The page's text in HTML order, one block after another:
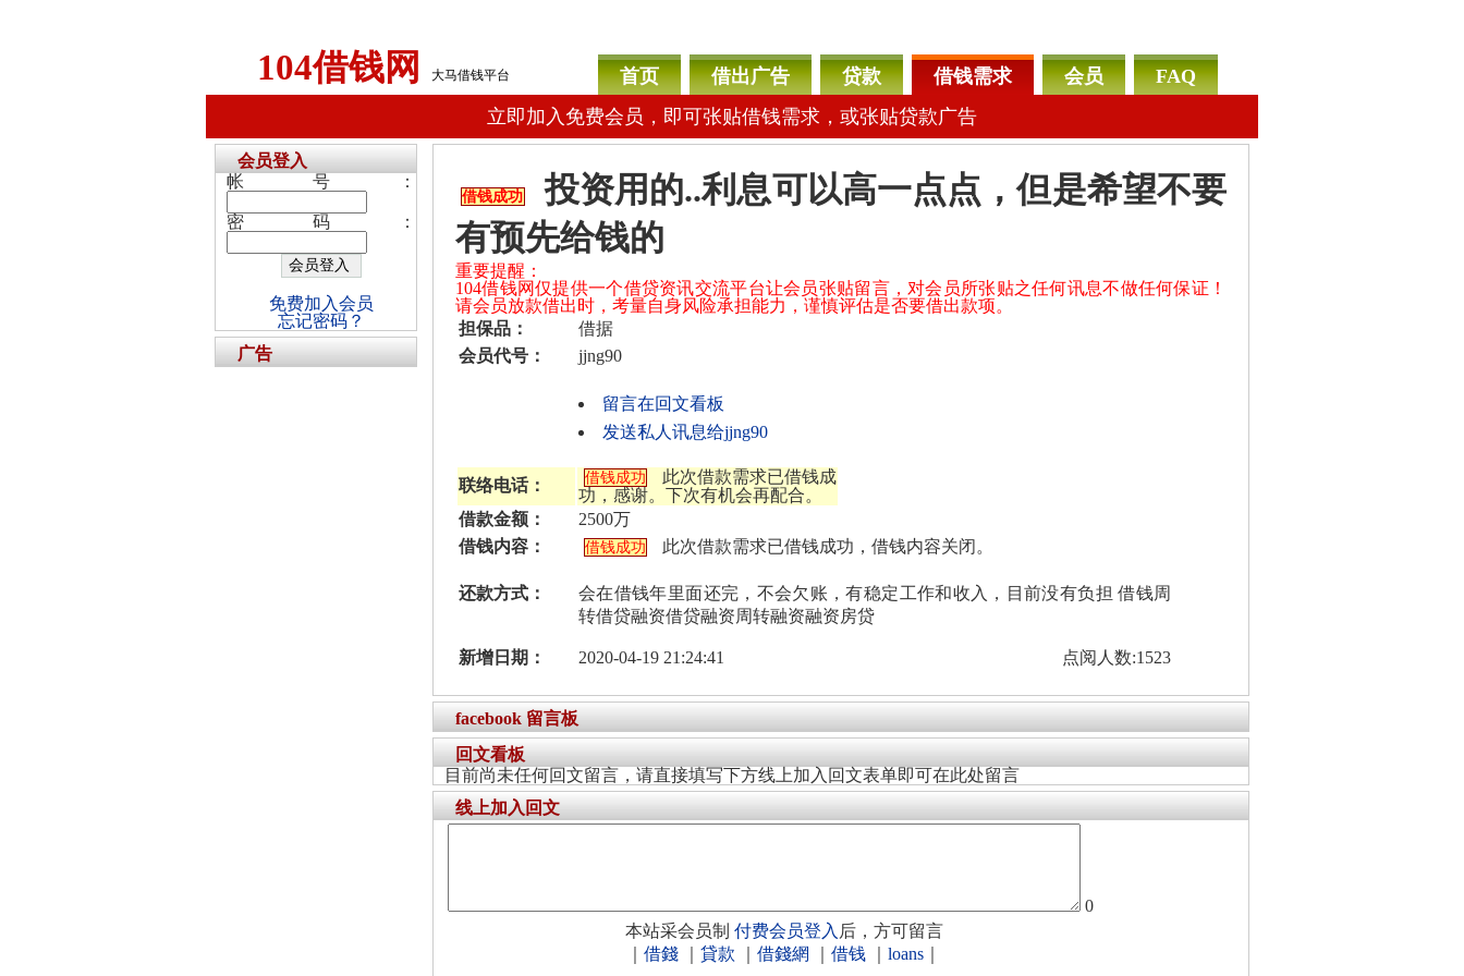
104借钱网 大马借钱平台 首页 借出广告 贷款 借钱需求 会员
FAQ
立即加入免费会员，即可张贴借钱需求，或张贴贷款广告
借钱成功
投资用的..利息可以高一点点，但是希望不要
有预先给钱的
重要提醒：
104借钱网仅提供一个借贷资讯交流平台让会员张贴留言，对会员所张贴之任何讯息不做任何保证！
请会员放款借出时，考量自身风险承担能力，谨慎评估是否要借出款项。
担保品：
借据
会员代号：
jjng90
留言在回文看板
发送私人讯息给jjng90
联络电话： 借钱成功
此次借款需求已借钱成
功，感谢。下次有机会再配合。
借款金额：
2500万
借钱内容：
借钱成功 此次借款需求已借钱成功，借钱内容关闭。
还款方式：
会在借钱年里面还完，不会欠账，有稳定工作和收入，目前没有负担 借钱周
转借贷融资借贷融资周转融资融资房贷
新增日期： 2020-04-19 21:24:41 点阅人数:1523
facebook 留言板
回文看板
目前尚未任何回文留言，请直接填写下方线上加入回文表单即可在此处留言
线上加入回文
0
本站采会员制 付费会员登入 后，方可留言
借錢 貸款 借錢網 借钱 loans
会员登入
帐号：
密码：
免费加入会员
忘记密码？
广告